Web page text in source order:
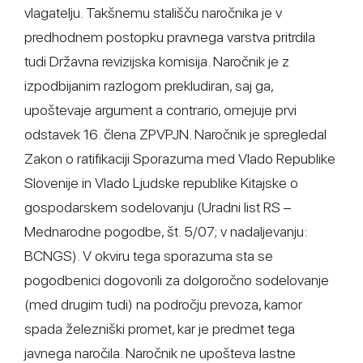
vlagatelju. Takšnemu stališču naročnika je v
predhodnem postopku pravnega varstva pritrdila
tudi Državna revizijska komisija. Naročnik je z
izpodbijanim razlogom prekludiran, saj ga,
upoštevaje argument a contrario, omejuje prvi
odstavek 16. člena ZPVPJN. Naročnik je spregledal
Zakon o ratifikaciji Sporazuma med Vlado Republike
Slovenije in Vlado Ljudske republike Kitajske o
gospodarskem sodelovanju (Uradni list RS –
Mednarodne pogodbe, št. 5/07; v nadaljevanju:
BCNGS). V okviru tega sporazuma sta se
pogodbenici dogovorili za dolgoročno sodelovanje
(med drugim tudi) na področju prevoza, kamor
spada železniški promet, kar je predmet tega
javnega naročila. Naročnik ne upošteva lastne